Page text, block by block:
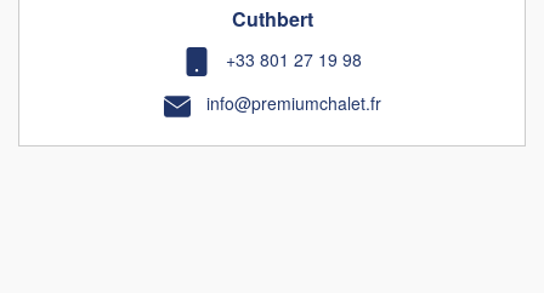
Cuthbert
+33 801 27 19 98
info@premiumchalet.fr